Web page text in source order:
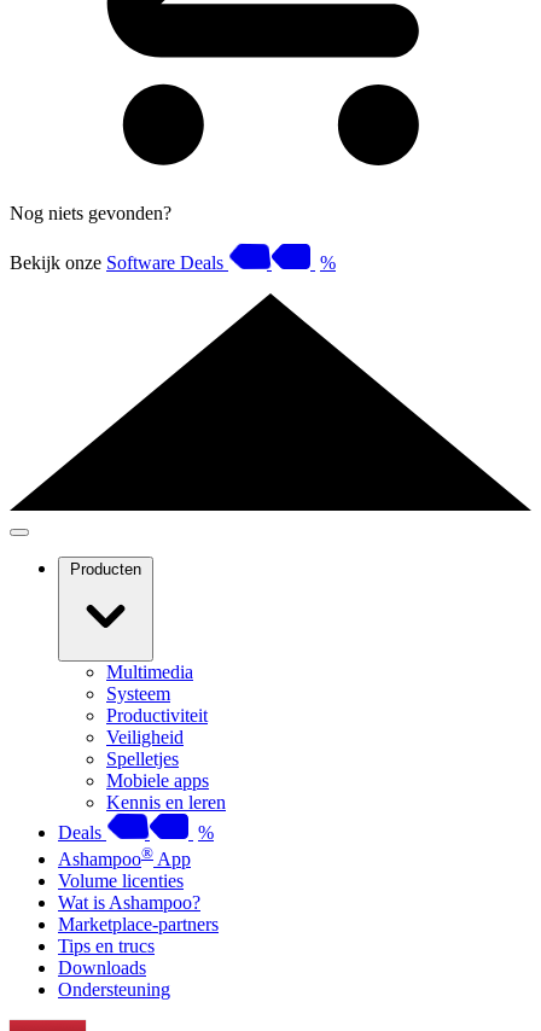
Nog niets gevonden?
Bekijk onze Software Deals %
Producten
Multimedia
Systeem
Productiviteit
Veiligheid
Spelletjes
Mobiele apps
Kennis en leren
Deals
%
Ashampoo® App
Volume licenties
Wat is Ashampoo?
Marketplace-partners
Tips en trucs
Downloads
Ondersteuning